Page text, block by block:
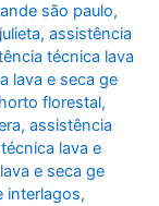
são paulo,
,assistência
técnica lava
lava e seca ge
florestal,
,assistência
lava e
e seca ge
interlagos,